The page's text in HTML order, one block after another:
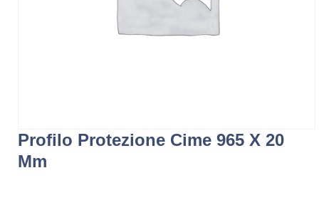
Profilo Protezione Cime 965 X 20
Mm